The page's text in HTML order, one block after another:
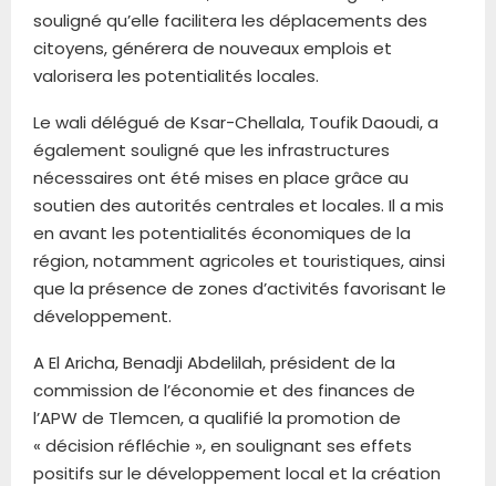
souligné qu’elle facilitera les déplacements des
citoyens, générera de nouveaux emplois et
valorisera les potentialités locales.
Le wali délégué de Ksar-Chellala, Toufik Daoudi, a
également souligné que les infrastructures
nécessaires ont été mises en place grâce au
soutien des autorités centrales et locales. Il a mis
en avant les potentialités économiques de la
région, notamment agricoles et touristiques, ainsi
que la présence de zones d’activités favorisant le
développement.
A El Aricha, Benadji Abdelilah, président de la
commission de l’économie et des finances de
l’APW de Tlemcen, a qualifié la promotion de
« décision réfléchie », en soulignant ses effets
positifs sur le développement local et la création